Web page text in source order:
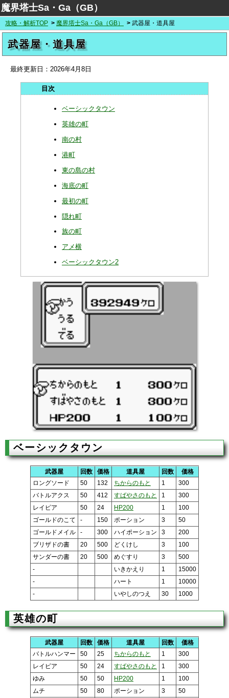
魔界塔士Sa・Ga（GB）
攻略・解析TOP 魔界塔士Sa・Ga（GB） 武器屋・道具屋
武器屋・道具屋
最終更新日： 2026年4月8日
ベーシックタウン
英雄の町
南の村
港町
東の島の村
海底の町
最初の町
隠れ町
族の町
アメ横
ベーシックタウン2
ベーシックタウン
武器屋 回数 価格 道具屋 回数
価格
ロングソード
50 132 ちからのもと 1
300
バトルアクス
50 412 すばやさのもと 1
300
レイピア
50 24 HP200 1
100
ゴールドのこて
- 150 ポーション 3
50
ゴールドメイル
- 300 ハイポーション 3
200
ブリザドの書
20 500 どくけし 3
100
サンダーの書
20 500 めぐすり 3
500
-
いきかえり 1
15000
-
ハート 1
10000
-
いやしのつえ 30 1000
英雄の町
武器屋 回数 価格 道具屋 回数
価格
バトルハンマー
50 25 ちからのもと 1
300
レイピア
50 24 すばやさのもと 1
300
ゆみ
50 50 HP200 1
100
ムチ
50 80 ポーション 3
50